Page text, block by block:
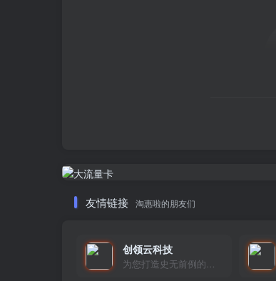
友情链接 淘惠啦的朋友们
创领云科技
为您打造史无前例的应用产品带您认识新时代产品的创新